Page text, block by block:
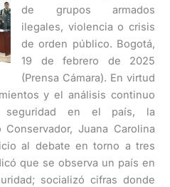
de grupos armados
ilegales, violencia o crisis
de orden público. Bogotá,
19 de febrero de 2025
(Prensa Cámara). En virtud
y el análisis continuo
en el país, la
Juana Carolina
al debate en torno a tres
que se observa un país en
socializó cifras donde